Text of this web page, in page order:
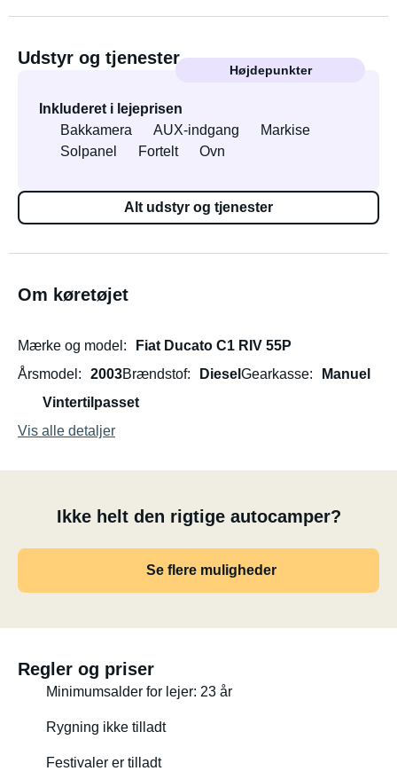
Udstyr og tjenester
Højdepunkter
Inkluderet i lejeprisen
Bakkamera
AUX-indgang
Markise
Solpanel
Fortelt Ovn
Alt udstyr og tjenester
Om køretøjet
Mærke og model
Fiat Ducato C1 RIV 55P
Årsmodel
2003Brændstof Diesel Gearkasse
Manuel
Vintertilpasset
Vis alle detaljer
Ikke helt den rigtige autocamper?
Se flere muligheder
Regler og priser
Minimumsalder for lejer: 23 år
Rygning ikke tilladt
Festivaler er tilladt